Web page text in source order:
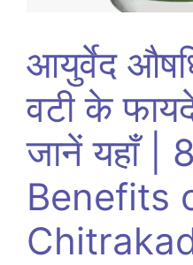
आयुर्वेद
वटी के
जानें यहाँ |
Benefits